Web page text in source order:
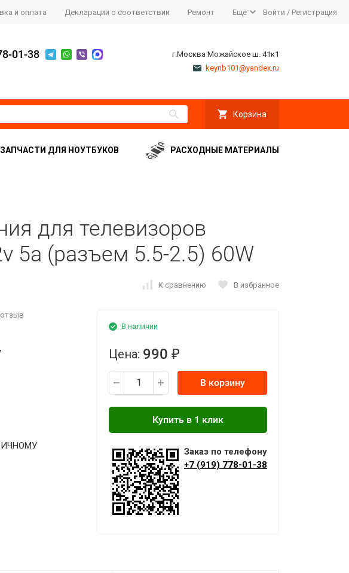
и оплата Декларации о соответствии Ремонт Ещё Войти / Регистрация
01-38
г.Москва Можайское ш. 41к1
keynb101@yandex.ru
Корзина
ЗАПЧАСТИ ДЛЯ НОУТБУКОВ РАСХОДНЫЕ МАТЕРИАЛЫ
для телевизоров
5a (разъем 5.5-2.5) 60W
К сравнению В избранное
В наличии
Цена: 990 ₽
В корзину
Заказ по телефону
+7 (919) 778-01-38